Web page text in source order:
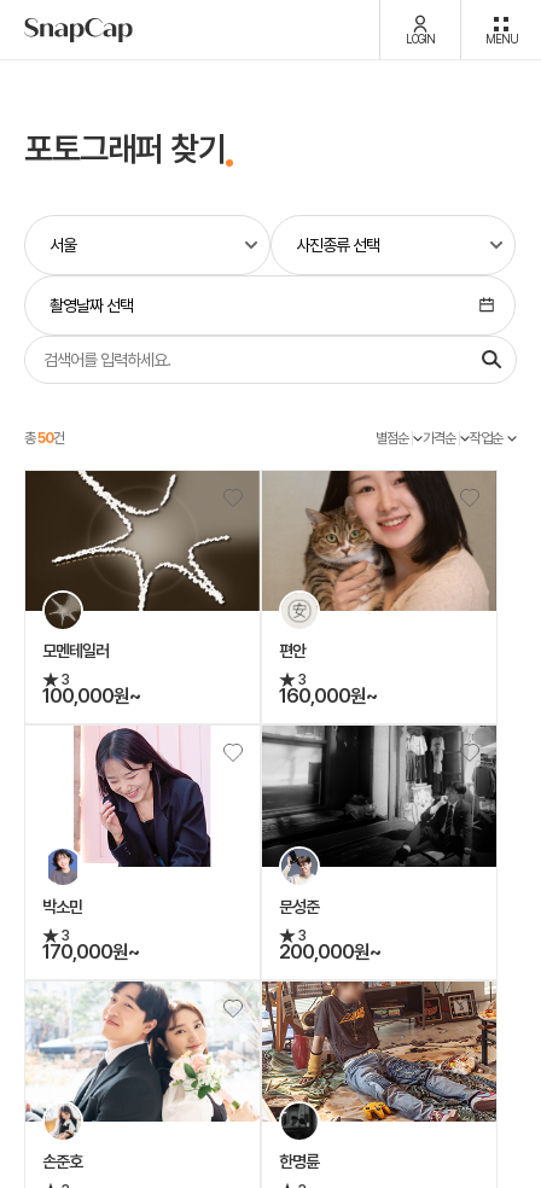
LOGIN MENU
포토그래퍼 찾기
촬영날짜 선택
총50건 별점순 가격순 작업순
모멘테일러
3
100,000원~
편안
3
160,000원~
박소민
3
170,000원~
문성준
3
200,000원~
손준호 한명륜